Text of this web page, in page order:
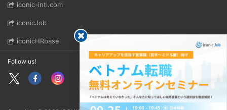
iconic-intl.com
iconicJob
iconicHRbase
Follow us!